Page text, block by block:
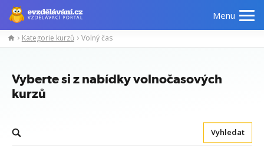
Menu
Kategorie kurzů Volný čas
Vyberte si z nabídky volnočasových
kurzů
Vyhledat